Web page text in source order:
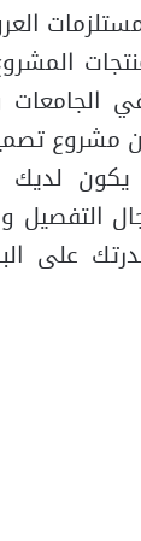
الجامعات
مشروع
لديك
التفصيل
على